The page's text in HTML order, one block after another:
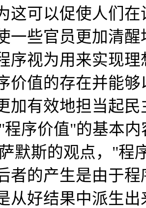
这可以促使人们
一些官员更加清
序视为用来实现
价值的存在并能
加有效地担当起
价值"的基本内
斯的观点，"程序
者的产生是由于
从好结果中派生